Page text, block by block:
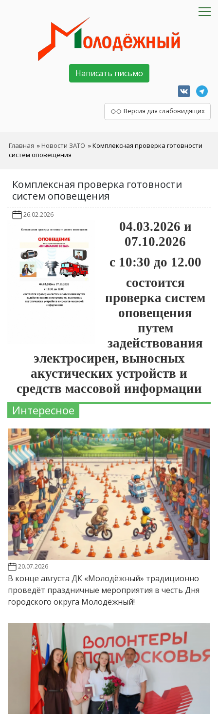
Написать письмо
Версия для слабовидящих
Главная »Новости ЗАТО »Комплексная проверка готовности
систем оповещения
Комплексная проверка готовности
систем оповещения
26.02.2026
04.03.2026 и
07.10.2026
с 10:30 до 12.00
состоится
проверка систем
оповещения
путем
задействования
электросирен, выносных
акустических устройств и
средств массовой информации
Интересное
20.07.2026
В конце августа ДК «Молодёжный» традиционно
проведёт праздничные мероприятия в честь Дня
городского округа Молодёжный!